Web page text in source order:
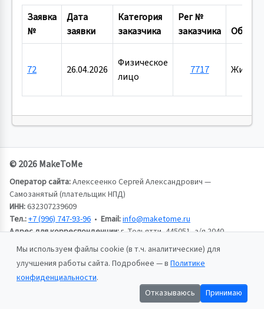
Заявка
№
Дата
заявки
Категория
заказчика
Рег №
заказчика
Объект
72 26.04.2026
Физическое
лицо
7717 Жилой
© 2026 MakeToMe
Оператор сайта:Алексеенко Сергей Александрович —
Самозанятый (плательщик НПД)
ИНН:632307239609
Тел.:+7 (996) 747-93-96 • Email:info@maketome.ru
Адрес для корреспонденции:г. Тольятти, 445051, а/я 2040,
Алексеенко Сергей Александрович
Пользовательское соглашение
Политика конфиденциальности
Мы используем файлы cookie (в т.ч. аналитические) для
улучшения работы сайта. Подробнее — в Политике
конфиденциальности.
Отказываюсь
Принимаю